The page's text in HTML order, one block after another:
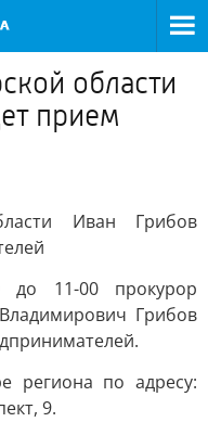
области
прием
Иван Грибов
11-00 прокурор
Грибов
региона по адресу:
9.